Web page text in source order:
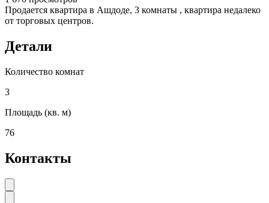
Продается квартира в Ашдоде, 3 комнаты , квартира недалеко
от торговых центров.
Детали
Количество комнат
3
Площадь (кв. м)
76
Контакты